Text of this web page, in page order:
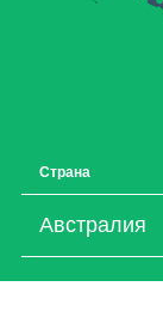
Страна
Австралия